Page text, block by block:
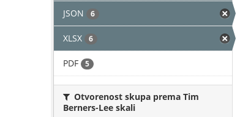
JSON 6
XLSX 6
PDF 5
Otvorenost skupa prema Tim
Berners-Lee skali